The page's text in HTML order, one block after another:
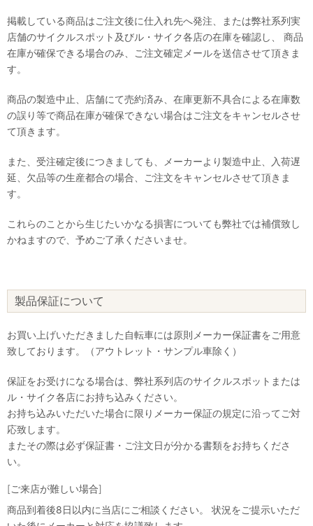
掲載している商品はご注文後に仕入れ先へ発注、または弊社系列実
店舗のサイクルスポット及びル・サイク各店の在庫を確認し、 商品
在庫が確保できる場合のみ、ご注文確定メールを送信させて頂きま
す。
商品の製造中止、店舗にて売約済み、在庫更新不具合による在庫数
の誤り等で商品在庫が確保できない場合はご注文をキャンセルさせ
て頂きます。
また、受注確定後につきましても、メーカーより製造中止、入荷遅
延、欠品等の生産都合の場合、ご注文をキャンセルさせて頂きま
す。
これらのことから生じたいかなる損害についても弊社では補償致し
かねますので、予めご了承くださいませ。
製品保証について
お買い上げいただきました自転車には原則メーカー保証書をご用意
致しております。（アウトレット・サンプル車除く）
保証をお受けになる場合は、弊社系列店のサイクルスポットまたは
ル・サイク各店にお持ち込みください。
お持ち込みいただいた場合に限りメーカー保証の規定に沿ってご対
応致します。
またその際は必ず保証書・ご注文日が分かる書類をお持ちくださ
い。
[ご来店が難しい場合]
商品到着後8日以内に当店にご相談ください。 状況をご提示いただ